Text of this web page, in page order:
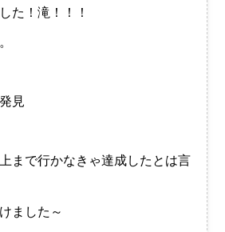
た！滝！！！
見
まで行かなきゃ達成したとは言
ました～